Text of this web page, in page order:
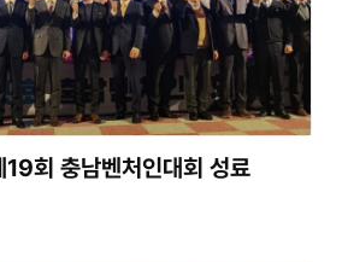
19회 충남벤처인대회 성료